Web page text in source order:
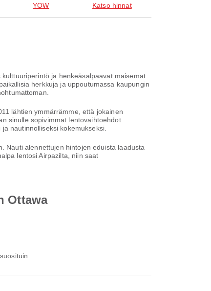
YOW Katso hinnat
ja henkeäsalpaavat maisemat
herkkuja ja uppoutumassa kaupungin
lähtien ymmärrämme, että jokainen
sinulle sopivimmat lentovaihtoehdot
nautinnolliseksi kokemukseksi.
Nauti alennettujen hintojen eduista laadusta
lentosi Airpazilta, niin saat
Ottawa